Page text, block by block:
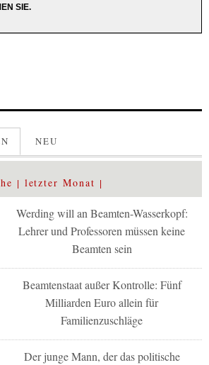
SIE.
NEU
letzter Monat
Werding will an Beamten-Wasserkopf:
Lehrer und Professoren müssen keine
Beamten sein
Beamtenstaat außer Kontrolle: Fünf
Milliarden Euro allein für
Familienzuschläge
Der junge Mann, der das politische